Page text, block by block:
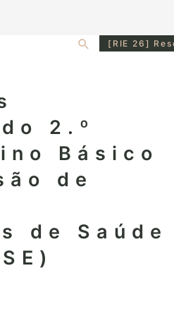
Search[RIE 26]
2.º
Básico
de
de Saúde